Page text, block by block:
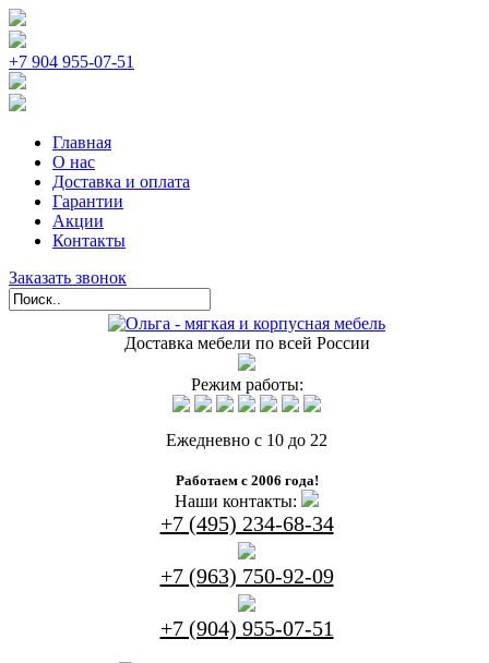
+7 904 955-07-51
Главная
О нас
Доставка и оплата
Гарантии
Акции
Контакты
Заказать звонок
Доставка мебели по всей России
Режим работы:
Ежедневно с 10 до 22
Работаем с 2006 года!
Наши контакты:
+7 (495) 234-68-34
+7 (963) 750-92-09
+7 (904) 955-07-51